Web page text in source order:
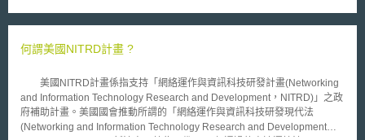
Service Switching Act） 透過啟動服務交換，滿足互操作性和資料可攜性，
併購申報費現代化法案（Merger Filing Fee Modernization Act） 提高企業
向政府申請併購案之審議費用，例如超過50億美金以上併購案審議費用從美
金28萬提升至225萬，確保美國司法部和聯邦貿易委員會執行反壟斷資源。
甚鉅之石化能源開發。因此聯合國人權暨環境特別報告（UN Special
境變遷採取相關行動，美國國會議員Ed Markey及Alexandria Ocasio-
遷、石油資源枯竭而提出，其內容包括金融及租稅政策的重建以及再生能源
的運用，初始概念於2007年由一位記者刊載於時代雜誌與紐約時報，後相
關倡議人士遂依此成立非政府組織The Green New Deal Group，並於2008
年廣泛發行相關刊物。 三、草案內容 本草案賦予政府五大義務：溫室
何謂美國NITRD計畫 ?
美國NITRD計畫係指支持「網絡運作與資訊科技研發計畫(Networking
and Information Technology Research and Development，NITRD)」之政
府補助計畫。美國國會推動所謂的「網絡運作與資訊科技研發現代法
(Networking and Information Technology Research and Development